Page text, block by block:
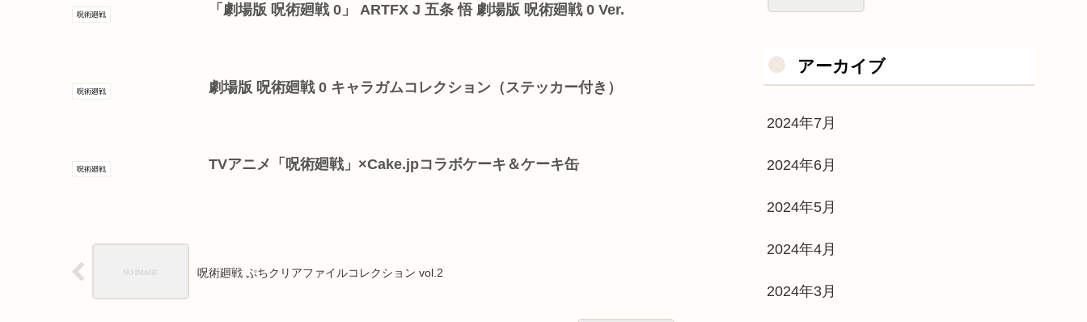
呪術廻戦 「劇場版 呪術廻戦 0」 ARTFX J 五条 悟 劇場版 呪術廻戦 0 Ver.
呪術廻戦 劇場版 呪術廻戦 0 キャラガムコレクション（ステッカー付き）
呪術廻戦 TVアニメ「呪術廻戦」×Cake.jpコラボケーキ＆ケーキ缶
呪術廻戦 ぷちクリアファイルコレクション vol.2
アーカイブ
2024年7月
2024年6月
2024年5月
2024年4月
2024年3月